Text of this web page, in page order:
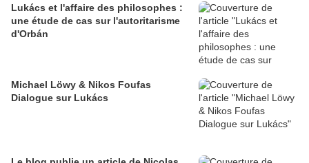
Lukács et l'affaire des philosophes :
une étude de cas sur l'autoritarisme
d'Orbán
Michael Löwy & Nikos Foufas
Dialogue sur Lukács